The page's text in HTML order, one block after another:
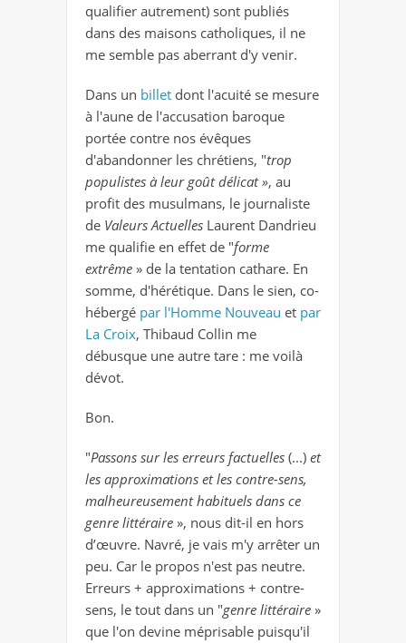
qualifier autrement) sont publiés
dans des maisons catholiques, il ne
me semble pas aberrant d'y venir.
Dans un billet dont l'acuité se mesure
à l'aune de l'accusation baroque
portée contre nos évêques
d'abandonner les chrétiens, "trop
populistes à leur goût délicat », au
profit des musulmans, le journaliste
de Valeurs Actuelles Laurent Dandrieu
me qualifie en effet de "forme
extrême » de la tentation cathare. En
somme, d'hérétique. Dans le sien, co-
hébergé par l'Homme Nouveau et par
La Croix, Thibaud Collin me
débusque une autre tare : me voilà
dévot.
Bon.
"Passons sur les erreurs factuelles (...) et
les approximations et les contre-sens,
malheureusement habituels dans ce
genre littéraire », nous dit-il en hors
d’œuvre. Navré, je vais m'y arrêter un
peu. Car le propos n'est pas neutre.
Erreurs + approximations + contre-
sens, le tout dans un "genre littéraire »
que l'on devine méprisable puisqu'il